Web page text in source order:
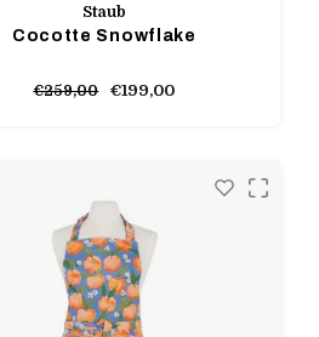
Staub
Cocotte Snowflake
€259,00 €199,00